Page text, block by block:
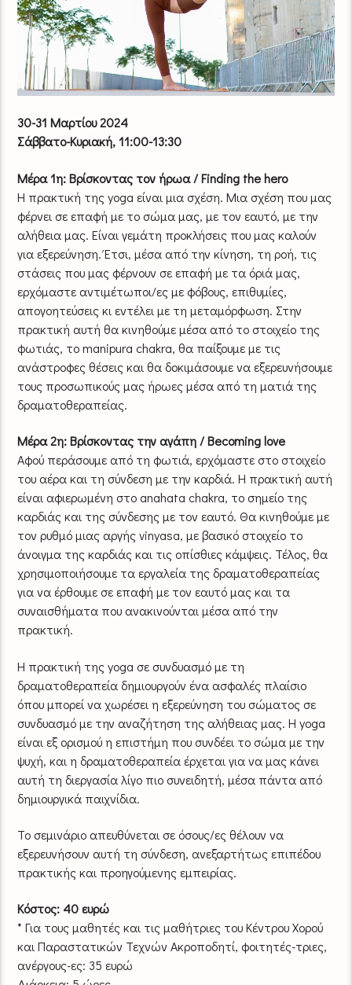
30-31 Μαρτίου 2024
Σάββατο-Κυριακή, 11:00-13:30
Μέρα 1η: Βρίσκοντας τον ήρωα / Finding the hero
H πρακτική της yoga είναι μια σχέση. Μια σχέση που μας
φέρνει σε επαφή με το σώμα μας, με τον εαυτό, με την
αλήθεια μας. Είναι γεμάτη προκλήσεις που μας καλούν
για εξερεύνηση. Έτσι, μέσα από την κίνηση, τη ροή, τις
στάσεις που μας φέρνουν σε επαφή με τα όριά μας,
ερχόμαστε αντιμέτωποι/ες με φόβους, επιθυμίες,
απογοητεύσεις κι εντέλει με τη μεταμόρφωση. Στην
πρακτική αυτή θα κινηθούμε μέσα από το στοιχείο της
φωτιάς, το manipura chakra, θα παίξουμε με τις
ανάστροφες θέσεις και θα δοκιμάσουμε να εξερευνήσουμε
τους προσωπικούς μας ήρωες μέσα από τη ματιά της
δραματοθεραπείας.
Μέρα 2η: Βρίσκοντας την αγάπη / Becoming love
Αφού περάσουμε από τη φωτιά, ερχόμαστε στο στοιχείο
του αέρα και τη σύνδεση με την καρδιά. Η πρακτική αυτή
είναι αφιερωμένη στο anahata chakra, το σημείο της
καρδιάς και της σύνδεσης με τον εαυτό. Θα κινηθούμε με
τον ρυθμό μιας αργής vinyasa, με βασικό στοιχείο το
άνοιγμα της καρδιάς και τις οπίσθιες κάμψεις. Τέλος, θα
χρησιμοποιήσουμε τα εργαλεία της δραματοθεραπείας
για να έρθουμε σε επαφή με τον εαυτό μας και τα
συναισθήματα που ανακινούνται μέσα από την
πρακτική.
Η πρακτική της yoga σε συνδυασμό με τη
δραματοθεραπεία δημιουργούν ένα ασφαλές πλαίσιο
όπου μπορεί να χωρέσει η εξερεύνηση του σώματος σε
συνδυασμό με την αναζήτηση της αλήθειας μας. Η yoga
είναι εξ ορισμού η επιστήμη που συνδέει το σώμα με την
ψυχή, και η δραματοθεραπεία έρχεται για να μας κάνει
αυτή τη διεργασία λίγο πιο συνειδητή, μέσα πάντα από
δημιουργικά παιχνίδια.
Το σεμινάριο απευθύνεται σε όσους/ες θέλουν να
εξερευνήσουν αυτή τη σύνδεση, ανεξαρτήτως επιπέδου
πρακτικής και προηγούμενης εμπειρίας.
Κόστος: 40 ευρώ
* Για τους μαθητές και τις μαθήτριες του Κέντρου Χορού
και Παραστατικών Τεχνών Ακροποδητί, φοιτητές-τριες,
ανέργους-ες: 35 ευρώ